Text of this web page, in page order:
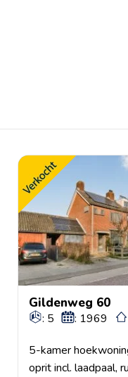
Gildenweg 60
: 5 : 1969
5-kamer
oprit incl. laadpaal,